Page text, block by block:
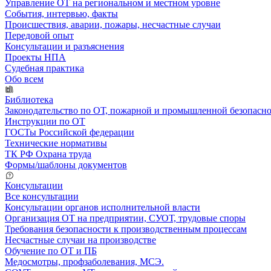
Управление ОТ на региональном и местном уровне
События, интервью, факты
Происшествия, аварии, пожары, несчастные случаи
Передовой опыт
Консультации и разъяснения
Проекты НПА
Судебная практика
Обо всем
Библиотека
Законодательство по ОТ, пожарной и промышленной
Инструкции по ОТ
ГОСТы Российской федерации
Технические нормативы
ТК РФ Охрана труда
Формы/шаблоны документов
Консультации
Все консультации
Консультации органов исполнительной власти
Организация ОТ на предприятии, СУОТ, трудовые споры
Требования безопасности к производственным процессам
Несчастные случаи на производстве
Обучение по ОТ и ПБ
Медосмотры, профзаболевания, МСЭ.